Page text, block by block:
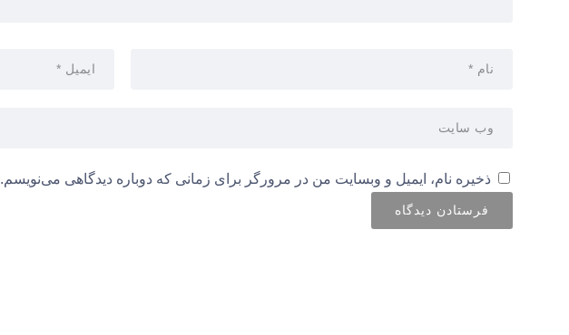
ذخیره نام، ایمیل و وبسایت من در مرورگر برای زمانی که دوباره دیدگاهی می‌نویسم.